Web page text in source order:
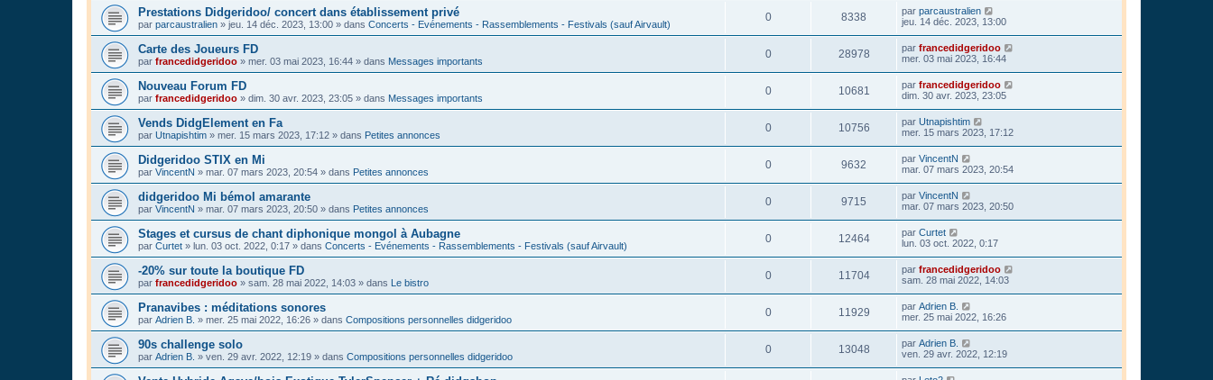
Prestations Didgeridoo/ concert dans établissement privé
par parcaustralien » jeu. 14 déc. 2023, 13:00 » dans Concerts - Evénements - Rassemblements - Festivals (sauf Airvault)
0 8338 par parcaustralien
jeu. 14 déc. 2023, 13:00
Carte des Joueurs FD
par francedidgeridoo » mer. 03 mai 2023, 16:44 » dans Messages importants
0 28978 par francedidgeridoo
mer. 03 mai 2023, 16:44
Nouveau Forum FD
par francedidgeridoo » dim. 30 avr. 2023, 23:05 » dans Messages importants
0 10681 par francedidgeridoo
dim. 30 avr. 2023, 23:05
Vends DidgElement en Fa
par Utnapishtim » mer. 15 mars 2023, 17:12 » dans Petites annonces
0 10756 par Utnapishtim
mer. 15 mars 2023, 17:12
Didgeridoo STIX en Mi
par VincentN » mar. 07 mars 2023, 20:54 » dans Petites annonces
0 9632 par VincentN
mar. 07 mars 2023, 20:54
didgeridoo Mi bémol amarante
par VincentN » mar. 07 mars 2023, 20:50 » dans Petites annonces
0 9715 par VincentN
mar. 07 mars 2023, 20:50
Stages et cursus de chant diphonique mongol à Aubagne
par Curtet » lun. 03 oct. 2022, 0:17 » dans Concerts - Evénements - Rassemblements - Festivals (sauf Airvault)
0 12464 par Curtet
lun. 03 oct. 2022, 0:17
-20% sur toute la boutique FD
par francedidgeridoo » sam. 28 mai 2022, 14:03 » dans Le bistro
0 11704 par francedidgeridoo
sam. 28 mai 2022, 14:03
Pranavibes : méditations sonores
par Adrien B. » mer. 25 mai 2022, 16:26 » dans Compositions personnelles didgeridoo
0 11929 par Adrien B.
mer. 25 mai 2022, 16:26
90s challenge solo
par Adrien B. » ven. 29 avr. 2022, 12:19 » dans Compositions personnelles didgeridoo
0 13048 par Adrien B.
ven. 29 avr. 2022, 12:19